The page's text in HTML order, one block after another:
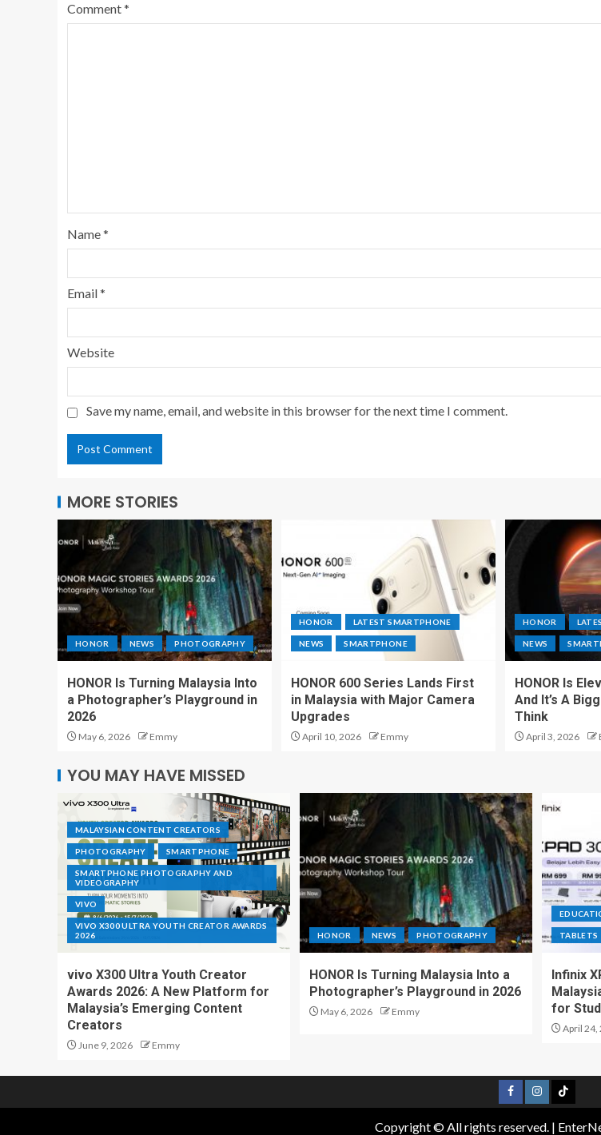
Comment*
Name*
Email*
Website
Save my name, email, and website in this browser for the next time I comment.
MORE STORIES
HONOR NEWS PHOTOGRAPHY
HONOR Is Turning Malaysia Into
a Photographer’s Playground in
2026
May 6, 2026 Emmy
HONOR LATEST SMARTPHONE
NEWS SMARTPHONE
HONOR 600 Series Lands First
in Malaysia with Major Camera
Upgrades
April 10, 2026 Emmy
HONOR
NEWS
HONOR Is
And It’s A
Think
April 3, 2026
YOU MAY HAVE MISSED
MALAYSIAN CONTENT CREATORS
PHOTOGRAPHY SMARTPHONE
SMARTPHONE PHOTOGRAPHY AND
VIDEOGRAPHY
VIVO
VIVO X300 ULTRA YOUTH CREATOR AWARDS
2026
vivo X300 Ultra Youth Creator
Awards 2026: A New Platform for
Malaysia’s Emerging Content
Creators
June 9, 2026 Emmy
HONOR NEWS PHOTOGRAPHY
HONOR Is Turning Malaysia Into a
Photographer’s Playground in 2026
May 6, 2026 Emmy
TABLETS
Infinix
for
April 24,
Copyright © All rights reserved. |